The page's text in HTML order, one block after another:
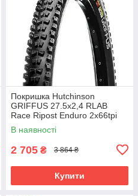
Покришка Hutchinson
GRIFFUS 27.5х2,4 RLAB
Race Ripost Enduro 2x66tpi
Tubeless Ready Складна
Black
В наявності
2 705 ₴ 3 864 ₴
Купити